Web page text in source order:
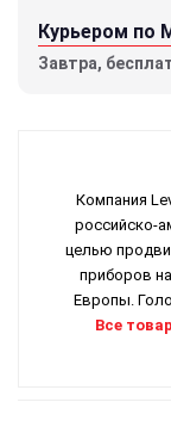
Курьером по
Завтра,
Компания
российско-
целью
приборов
Европы.
Все